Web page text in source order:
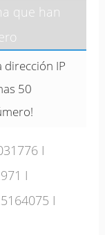
que han
dirección IP
50
I
I
I